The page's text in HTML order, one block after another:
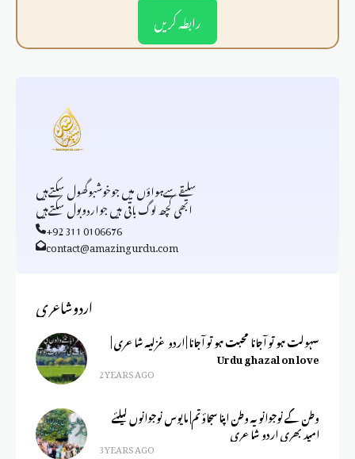
رابطہ کریں
سلیقےسےہواؤں میں جوخوشبوگھول سکتےہیں
ابھی کچھ لوگ باقی ہیں جواردوبول سکتےہیں
+92 311 0106676
contact@amazingurdu.com
اردوشاعری
سہولت ہو تو آجانا محبت ہو تو آجانا | اردو غزلیہ شاعری |
Urdu ghazal on love
2 YEARS AGO
وطن کے نوجوانو یہ وطن اپنا سجاؤ تم| مایوس نوجوانوں کیلئے
امید بھری اردو شاعری
3 YEARS AGO